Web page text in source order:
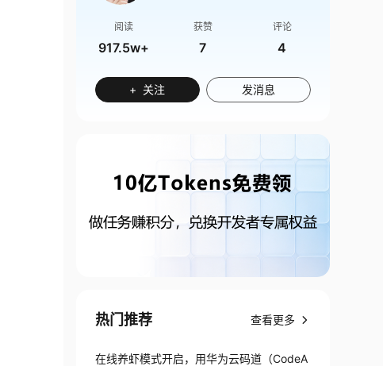
阅读
917.5w+
获赞
7
评论
4
+ 关注 发消息
热门推荐 查看更多
在线养虾模式开启，用华为云码道（CodeA